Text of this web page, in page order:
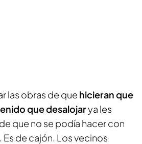
las obras de que hicieran que
que desalojarya les
que no se podía hacer con
de cajón. Los vecinos